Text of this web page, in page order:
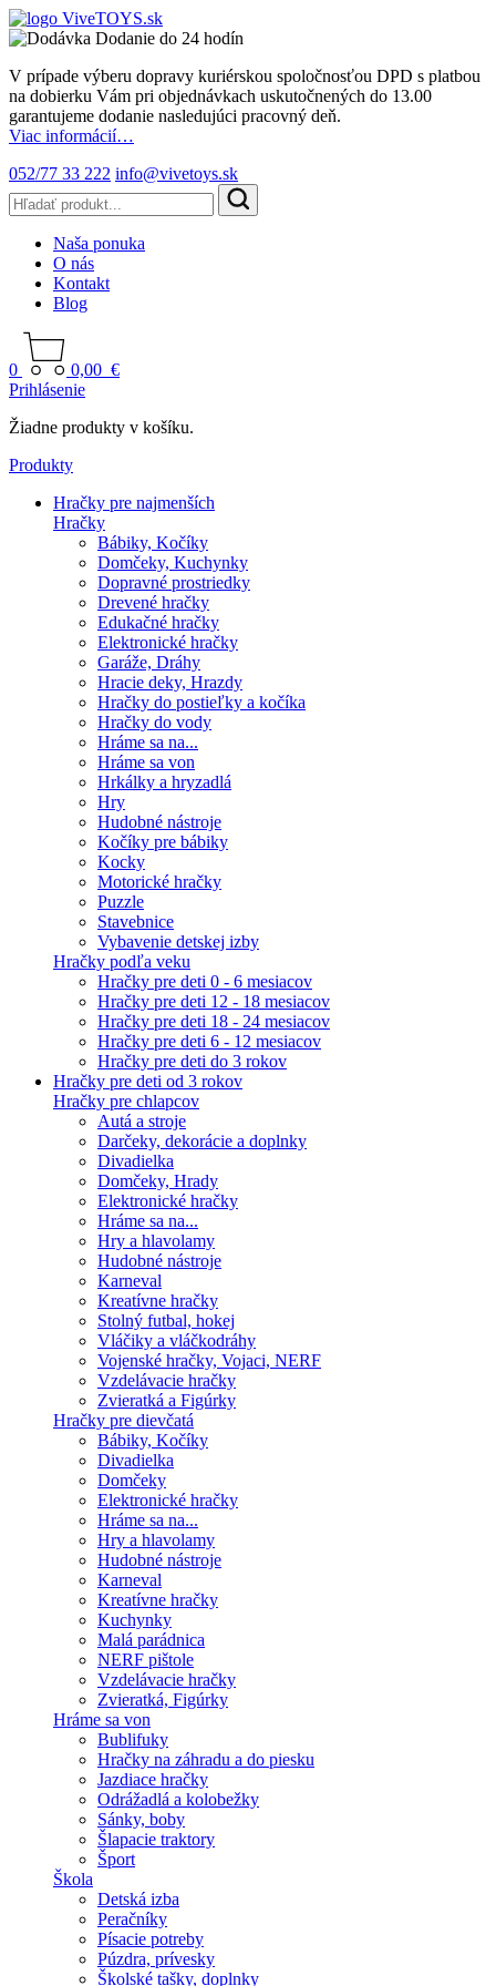
Dodanie do 24 hodín
V prípade výberu dopravy kuriérskou spoločnosťou DPD s platbou
na dobierku Vám pri objednávkach uskutočnených do 13.00
garantujeme dodanie nasledujúci pracovný deň.
Viac informácií…
052/77 33 222 info@vivetoys.sk
Naša ponuka
O nás
Kontakt
Blog
0 0,00 €
Prihlásenie
Žiadne produkty v košíku.
Produkty
Hračky pre najmenších
Hračky
Bábiky, Kočíky
Domčeky, Kuchynky
Dopravné prostriedky
Drevené hračky
Edukačné hračky
Elektronické hračky
Garáže, Dráhy
Hracie deky, Hrazdy
Hračky do postieľky a kočíka
Hračky do vody
Hráme sa na...
Hráme sa von
Hrkálky a hryzadlá
Hry
Hudobné nástroje
Kočíky pre bábiky
Kocky
Motorické hračky
Puzzle
Stavebnice
Vybavenie detskej izby
Hračky podľa veku
Hračky pre deti 0 - 6 mesiacov
Hračky pre deti 12 - 18 mesiacov
Hračky pre deti 18 - 24 mesiacov
Hračky pre deti 6 - 12 mesiacov
Hračky pre deti do 3 rokov
Hračky pre deti od 3 rokov
Hračky pre chlapcov
Autá a stroje
Darčeky, dekorácie a doplnky
Divadielka
Domčeky, Hrady
Elektronické hračky
Hráme sa na...
Hry a hlavolamy
Hudobné nástroje
Karneval
Kreatívne hračky
Stolný futbal, hokej
Vláčiky a vláčkodráhy
Vojenské hračky, Vojaci, NERF
Vzdelávacie hračky
Zvieratká a Figúrky
Hračky pre dievčatá
Bábiky, Kočíky
Divadielka
Domčeky
Elektronické hračky
Hráme sa na...
Hry a hlavolamy
Hudobné nástroje
Karneval
Kreatívne hračky
Kuchynky
Malá parádnica
NERF pištole
Vzdelávacie hračky
Zvieratká, Figúrky
Hráme sa von
Bublifuky
Hračky na záhradu a do piesku
Jazdiace hračky
Odrážadlá a kolobežky
Sánky, boby
Šlapacie traktory
Šport
Škola
Detská izba
Peračníky
Písacie potreby
Púzdra, prívesky
Školské tašky, doplnky